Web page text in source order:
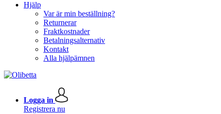
Hjälp
Var är min beställning?
Returnerar
Fraktkostnader
Betalningsalternativ
Kontakt
Alla hjälpämnen
Logga in
Registrera nu